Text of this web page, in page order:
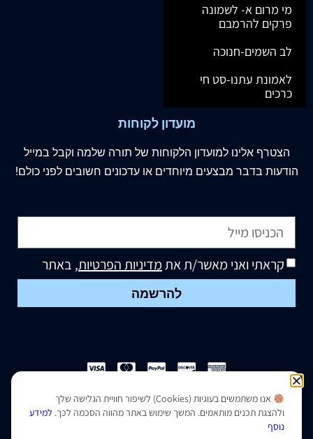
מי מרום א- לשמונה
פרקים להרמבם
לב השמים-חנוכה
לאמונת עתנו-סט חי
כרכים
מועדון לקוחות
הצטרף אלינו למועדון הלקוחות של תורה שלמה וקבל במייל
הודעות בדבר מבצעים מיוחדים או עדכונים חשובים לפני כולם!
קראתי ואני מאשר/ת אתמדיניות הפרטיות, באתר
להרשמה
הצהרת נגישות|מדיניות פרטיות
אנו משתמשים בעוגיות (Cookies) לשיפור חוויית הגלישה שלך
ולהצגת תכנים מותאמים. המשך שימוש באתר מהווה הסכמה לכך. למידע
נוסף